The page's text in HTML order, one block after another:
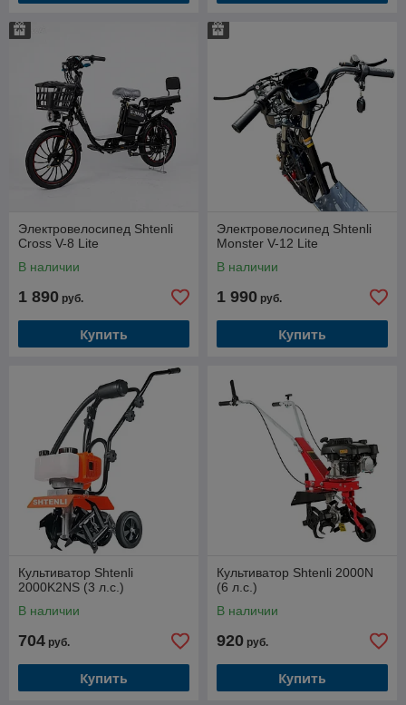
Электровелосипед Shtenli
Cross V-8 Lite
В наличии
1 890 руб.
Купить
Электровелосипед Shtenli
Monster V-12 Lite
В наличии
1 990 руб.
Купить
Культиватор Shtenli
2000K2NS (3 л.с.)
В наличии
704 руб.
Купить
Культиватор Shtenli 2000N
(6 л.с.)
В наличии
920 руб.
Купить